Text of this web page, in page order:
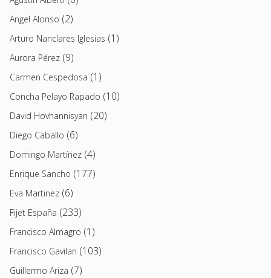
Angel Alonso (2)
Arturo Nanclares Iglesias (1)
Aurora Pérez (9)
Carmen Cespedosa (1)
Concha Pelayo Rapado (10)
David Hovhannisyan (20)
Diego Caballo (6)
Domingo Martínez (4)
Enrique Sancho (177)
Eva Martinez (6)
Fijet España (233)
Francisco Almagro (1)
Francisco Gavilan (103)
Guillermo Ariza (7)